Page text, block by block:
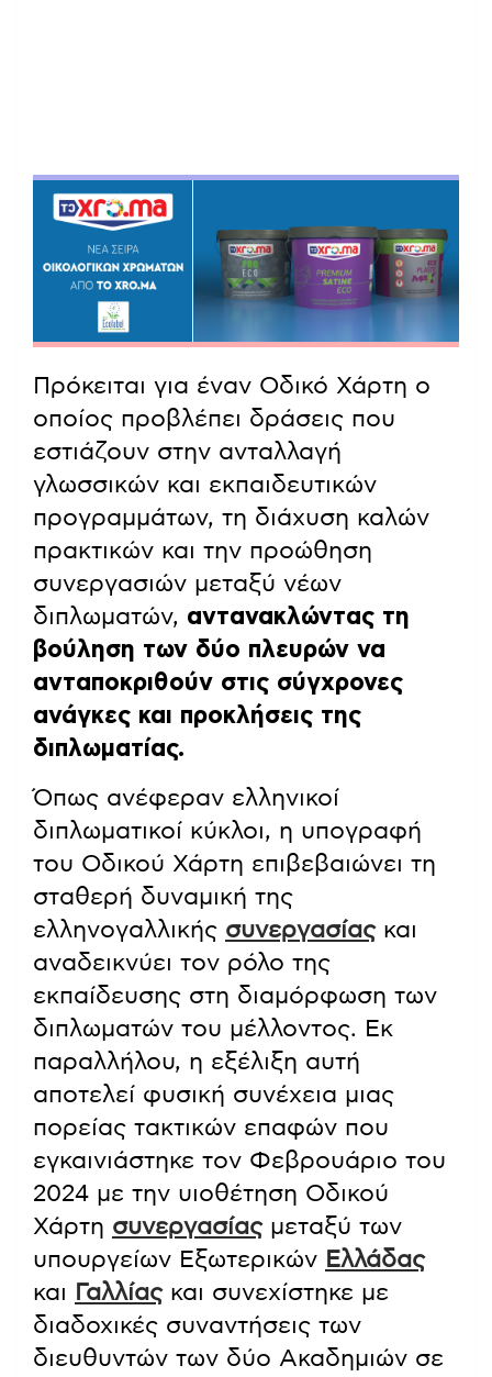
Πρόκειται για έναν Οδικό Χάρτη ο
οποίος προβλέπει δράσεις που
εστιάζουν στην ανταλλαγή
γλωσσικών και εκπαιδευτικών
προγραμμάτων, τη διάχυση καλών
πρακτικών και την προώθηση
συνεργασιών μεταξύ νέων
διπλωματών, αντανακλώντας τη
βούληση των δύο πλευρών να
ανταποκριθούν στις σύγχρονες
ανάγκες και προκλήσεις της
διπλωματίας.
Όπως ανέφεραν ελληνικοί
διπλωματικοί κύκλοι, η υπογραφή
του Οδικού Χάρτη επιβεβαιώνει τη
σταθερή δυναμική της
ελληνογαλλικής συνεργασίαςκαι
αναδεικνύει τον ρόλο της
εκπαίδευσης στη διαμόρφωση των
διπλωματών του μέλλοντος. Εκ
παραλλήλου, η εξέλιξη αυτή
αποτελεί φυσική συνέχεια μιας
πορείας τακτικών επαφών που
εγκαινιάστηκε τον Φεβρουάριο του
2024 με την υιοθέτηση Οδικού
Χάρτη συνεργασίαςμεταξύ των
υπουργείων Εξωτερικών Ελλάδας
και
Γαλλίαςκαι συνεχίστηκε με
διαδοχικές συναντήσεις των
διευθυντών των δύο Ακαδημιών σε